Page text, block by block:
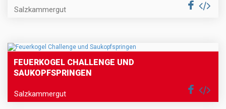
Salzkammergut
FEUERKOGEL CHALLENGE UND
SAUKOPFSPRINGEN
Salzkammergut